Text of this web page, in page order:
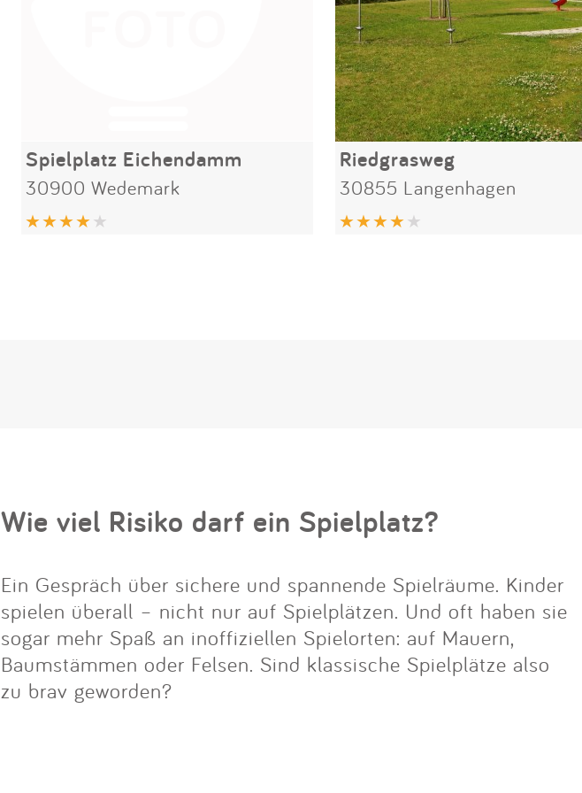
Spielplatz Eichendamm
30900 Wedemark
Riedgrasweg
30855 Langenhagen
Wie viel Risiko darf ein Spielplatz?
Ein Gespräch über sichere und spannende Spielräume. Kinder
spielen überall – nicht nur auf Spielplätzen. Und oft haben sie
sogar mehr Spaß an inoffiziellen Spielorten: auf Mauern,
Baumstämmen oder Felsen. Sind klassische Spielplätze also
zu brav geworden?